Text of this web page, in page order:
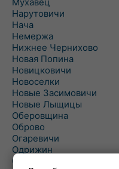
Нарутовичи
Нача
Немержа
Нижнее Чернихово
Новая Попина
Новицковичи
Новоселки
Новые Засимовичи
Новые Лыщицы
Оберовщина
Оброво
Огаревичи
Одрижин
Оздамичи